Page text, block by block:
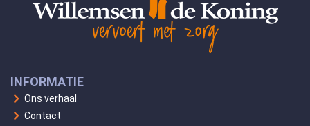
INFORMATIE
Ons verhaal
Contact